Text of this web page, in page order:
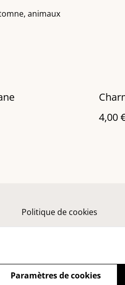
animaux
4,00
Politique de cookies
Paramètres de cookies